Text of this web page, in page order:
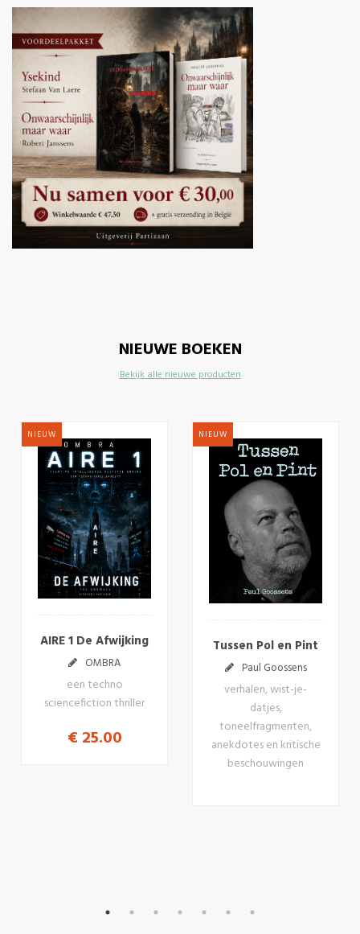
NIEUWE BOEKEN
Bekijk alle nieuwe producten
NIEUW
AIRE 1 De Afwijking
OMBRA
een techno
sciencefiction thriller
€ 25.00
NIEUW
Tussen Pol en Pint
Paul Goossens
verhalen, wist-je-
datjes,
toneelfragmenten,
anekdotes en kritische
beschouwingen